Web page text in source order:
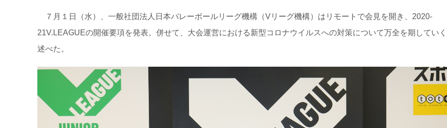
７月１日（水）、一般社団法人日本バレーボールリーグ機構（Vリーグ機構）はリモートで会見を開き、2020-
21V.LEAGUEの開催要項を発表。併せて、大会運営における新型コロナウイルスへの対策について万全を期してい
述べた。